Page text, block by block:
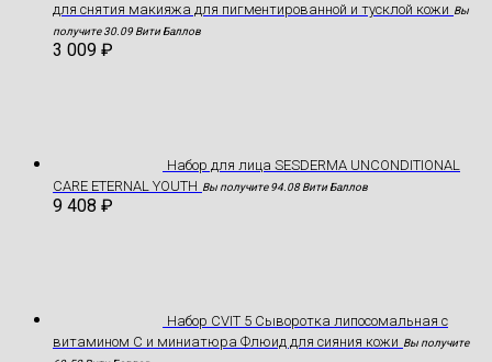
для снятия макияжа для пигментированной и тусклой кожи Вы
получите 30.09 Вити Баллов
3 009 ₽
Hабор для лица SESDERMA UNCONDITIONAL
CARE ETERNAL YOUTH Вы получите 94.08 Вити Баллов
9 408 ₽
Набор CVIT 5 Сыворотка липосомальная с
витамином С и миниатюра Флюид для сияния кожи Вы получите